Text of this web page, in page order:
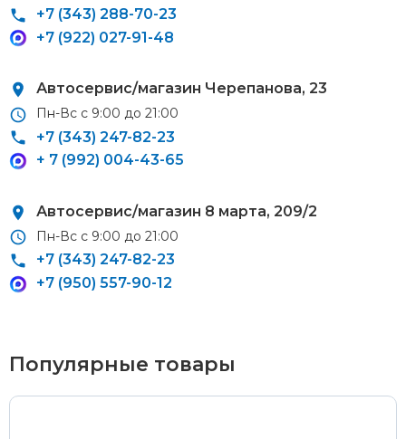
+7 (343) 288-70-23
+7 (922) 027-91-48
Автосервис/магазин Черепанова, 23
Пн-Вс с 9:00 до 21:00
+7 (343) 247-82-23
+ 7 (992) 004-43-65
Автосервис/магазин 8 марта, 209/2
Пн-Вс с 9:00 до 21:00
+7 (343) 247-82-23
+7 (950) 557-90-12
Стоимость доставки Почтой России –
Стоимость доставки через транспортную компанию –
согласно тарифам транспортной компании
Оплата наличными
Популярные товары